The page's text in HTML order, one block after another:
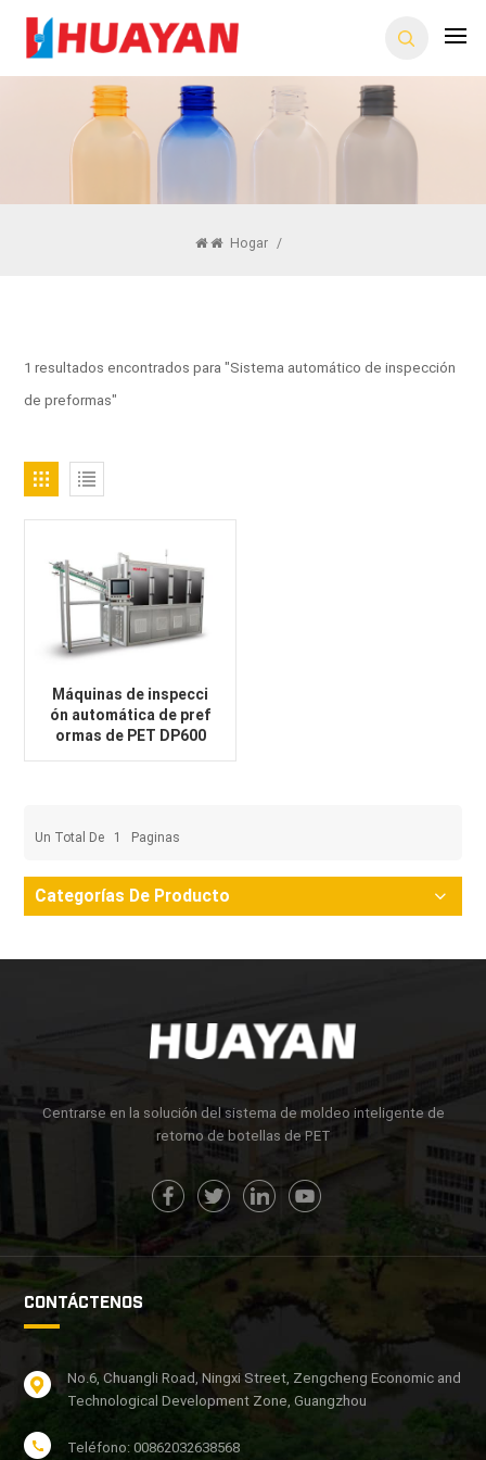
Hogar /
1 resultados encontrados para "Sistema automático de inspección
de preformas"
Máquinas de inspecci
ón automática de pref
ormas de PET DP600
Un Total De 1 Paginas
Categorías De Producto
Centrarse en la solución del sistema de moldeo inteligente de
retorno de botellas de PET
CONTÁCTENOS
No.6, Chuangli Road, Ningxi Street, Zengcheng Economic and
Technological Development Zone, Guangzhou
Teléfono: 00862032638568